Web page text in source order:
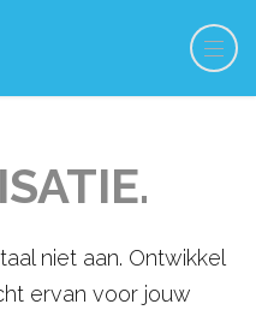
niet aan. Ontwikkel
ervan voor jouw